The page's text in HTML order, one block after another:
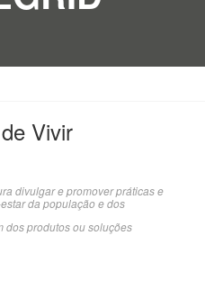
Vivir
divulgar e promover práticas e
da população e dos
dos produtos ou soluções